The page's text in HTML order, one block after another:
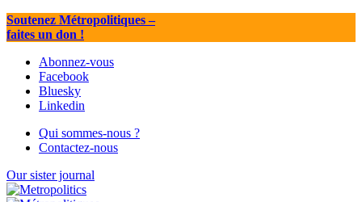
Soutenez Métropolitiques–
faites un don !
Abonnez-vous
Facebook
Bluesky
Linkedin
Qui sommes-nous ?
Contactez-nous
Our sister journal